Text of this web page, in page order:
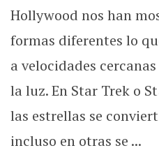
Hollywood nos han
formas diferentes lo
a velocidades
la luz. En Star Trek o
las estrellas se
incluso en otras se ...